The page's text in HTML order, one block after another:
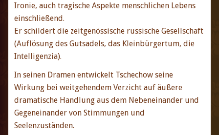
Ironie, auch tragische Aspekte menschlichen Lebens
einschließend.
Er schildert die zeitgenössische russische Gesellschaft
(Auflösung des Gutsadels, das Kleinbürgertum, die
Intelligenzia).
In seinen Dramen entwickelt Tschechow seine
Wirkung bei weitgehendem Verzicht auf äußere
dramatische Handlung aus dem Nebeneinander und
Gegeneinander von Stimmungen und
Seelenzuständen.